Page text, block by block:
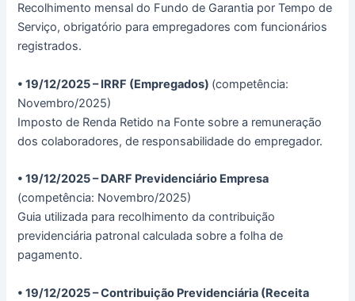
Recolhimento mensal do Fundo de Garantia por Tempo de
Serviço, obrigatório para empregadores com funcionários
registrados.
• 19/12/2025 – IRRF (Empregados) (competência:
Novembro/2025)
Imposto de Renda Retido na Fonte sobre a remuneração
dos colaboradores, de responsabilidade do empregador.
• 19/12/2025 – DARF Previdenciário Empresa
(competência: Novembro/2025)
Guia utilizada para recolhimento da contribuição
previdenciária patronal calculada sobre a folha de
pagamento.
• 19/12/2025 – Contribuição Previdenciária (Receita